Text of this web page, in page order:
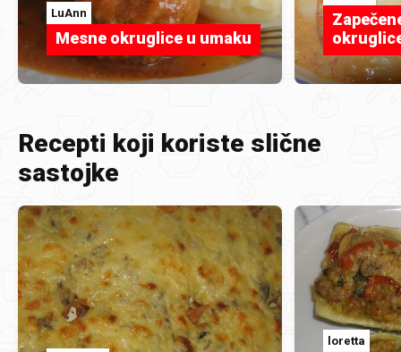
LuAnn
Mesne okruglice u umaku
Recepti koji koriste slične
sastojke
loretta